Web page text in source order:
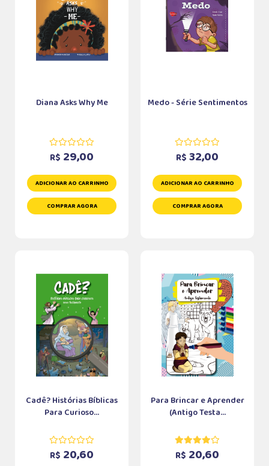
Diana Asks Why Me
R$ 29,00
ADICIONAR AO CARRINHO
COMPRAR AGORA
Medo - Série Sentimentos
R$ 32,00
ADICIONAR AO CARRINHO
COMPRAR AGORA
Cadê? Histórias Bíblicas
Para Curioso...
R$ 20,60
Para Brincar e Aprender
(Antigo Testa...
R$ 20,60